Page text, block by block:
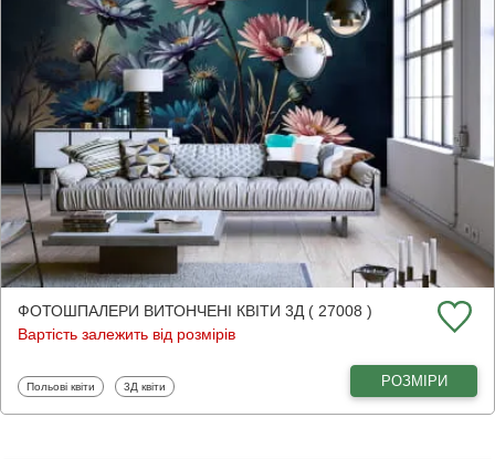
ФОТОШПАЛЕРИ ВИТОНЧЕНІ КВІТИ 3Д ( 27008 )
Вартість залежить від розмірів
Фотошпалери
Польові квіти Фотошпалери
3Д квіти РОЗМІРИ